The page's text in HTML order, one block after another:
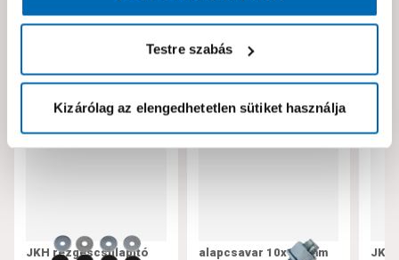
Testre szabás
Kizárólag az elengedhetetlen sütiket használja
Neked ajánljuk!
JKH rezgéscsillapító
alapcsavar 10x120mm
JKH